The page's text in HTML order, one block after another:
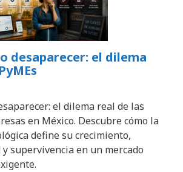
desaparecer: el dilema
el dilema real de las
en México. Descubre cómo la
define su crecimiento,
supervivencia en un mercado